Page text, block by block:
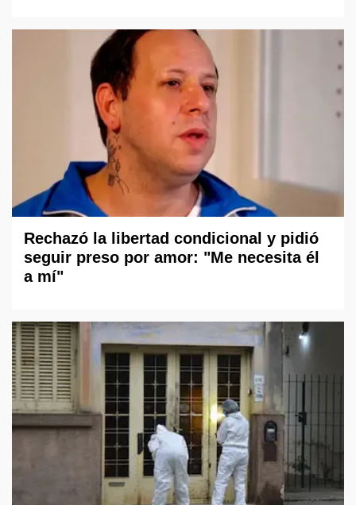
Rechazó la libertad condicional y pidió
seguir preso por amor: "Me necesita él
a mí"